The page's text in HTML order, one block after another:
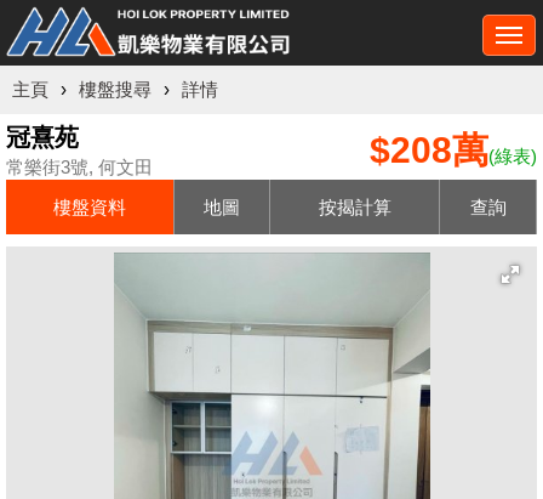
主頁 › 樓盤搜尋 › 詳情
冠熹苑
常樂街3號, 何文田 $208萬(綠表)
樓盤資料 地圖 按揭計算 查詢